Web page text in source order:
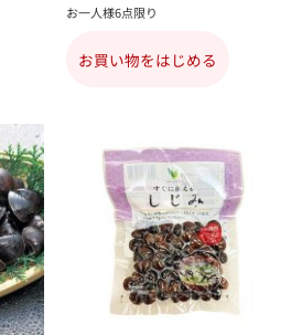
お一人様6点限り
お買い物をはじめる